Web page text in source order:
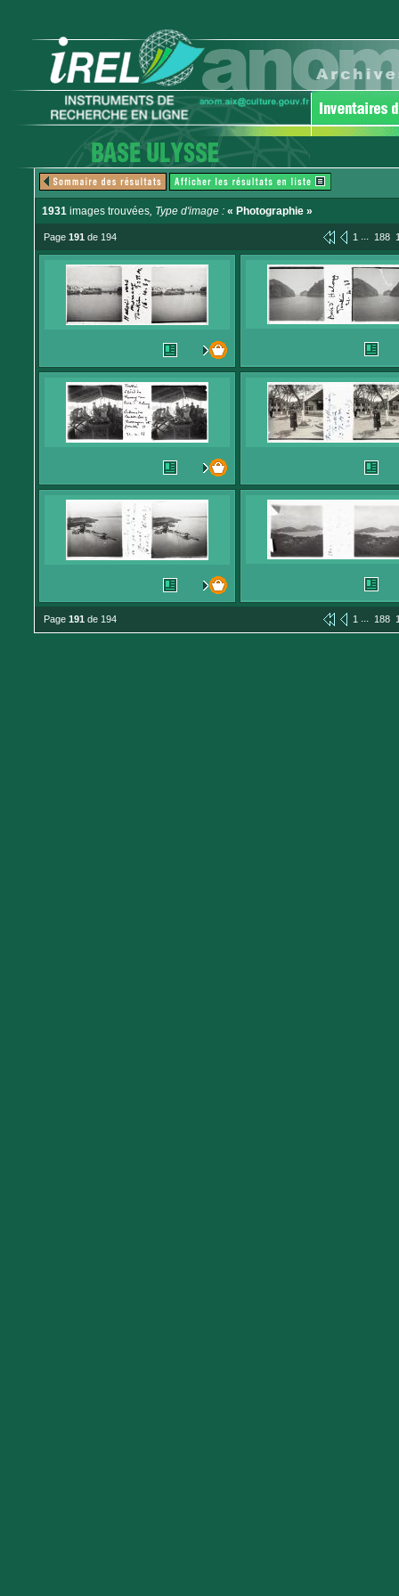
1931 images trouvées, Type d'image : « Photographie »
Page 191 de 194 1 ... 188
Page 191 de 194 1 ... 188